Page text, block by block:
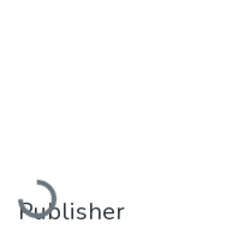
Loading...
Publisher